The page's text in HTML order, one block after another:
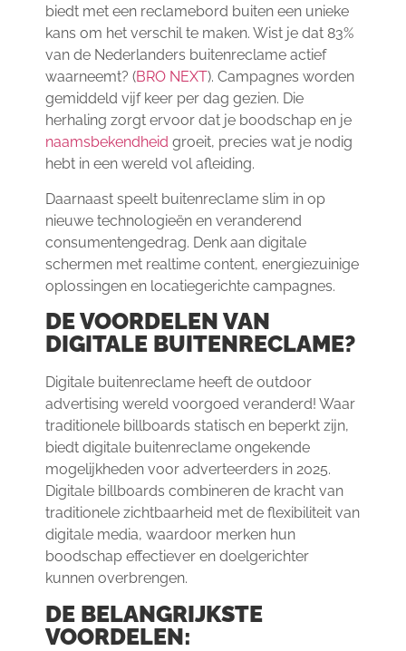
biedt met een reclamebord buiten een unieke
kans om het verschil te maken. Wist je dat 83%
van de Nederlanders buitenreclame actief
waarneemt? (BRO NEXT). Campagnes worden
gemiddeld vijf keer per dag gezien. Die
herhaling zorgt ervoor dat je boodschap en je
naamsbekendheid groeit, precies wat je nodig
hebt in een wereld vol afleiding.
Daarnaast speelt buitenreclame slim in op
nieuwe technologieën en veranderend
consumentengedrag. Denk aan digitale
schermen met realtime content, energiezuinige
oplossingen en locatiegerichte campagnes.
DE VOORDELEN VAN
DIGITALE BUITENRECLAME?
Digitale buitenreclame heeft de outdoor
advertising wereld voorgoed veranderd! Waar
traditionele billboards statisch en beperkt zijn,
biedt digitale buitenreclame ongekende
mogelijkheden voor adverteerders in 2025.
Digitale billboards combineren de kracht van
traditionele zichtbaarheid met de flexibiliteit van
digitale media, waardoor merken hun
boodschap effectiever en doelgerichter
kunnen overbrengen.
DE BELANGRIJKSTE
VOORDELEN: